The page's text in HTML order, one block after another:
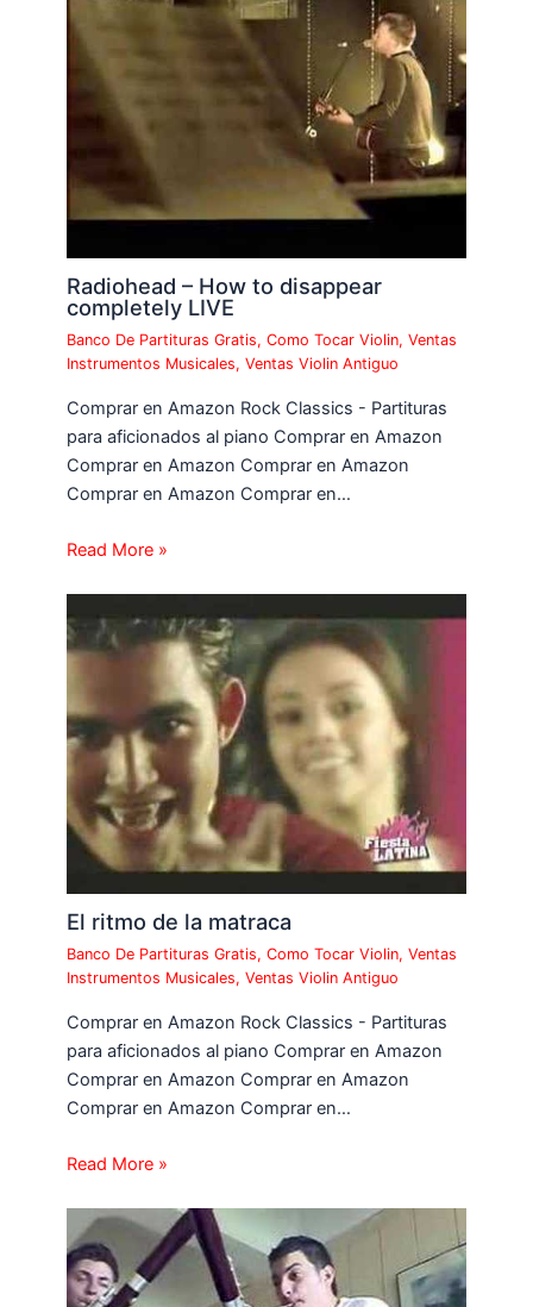
Radiohead – How to disappear
completely LIVE
Banco De Partituras Gratis,Como Tocar Violin,Ventas
Instrumentos Musicales,Ventas Violin Antiguo
Comprar en Amazon Rock Classics - Partituras
para aficionados al piano Comprar en Amazon
Comprar en Amazon Comprar en Amazon
Comprar en Amazon Comprar en…
Read More »
El ritmo de la matraca
Banco De Partituras Gratis,Como Tocar Violin,Ventas
Instrumentos Musicales,Ventas Violin Antiguo
Comprar en Amazon Rock Classics - Partituras
para aficionados al piano Comprar en Amazon
Comprar en Amazon Comprar en Amazon
Comprar en Amazon Comprar en…
Read More »